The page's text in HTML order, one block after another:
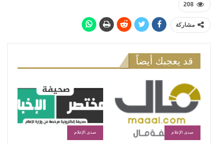
208
مشاركة
قد يعجبك أيضاً
صدى الإعلام صدى الإعلام